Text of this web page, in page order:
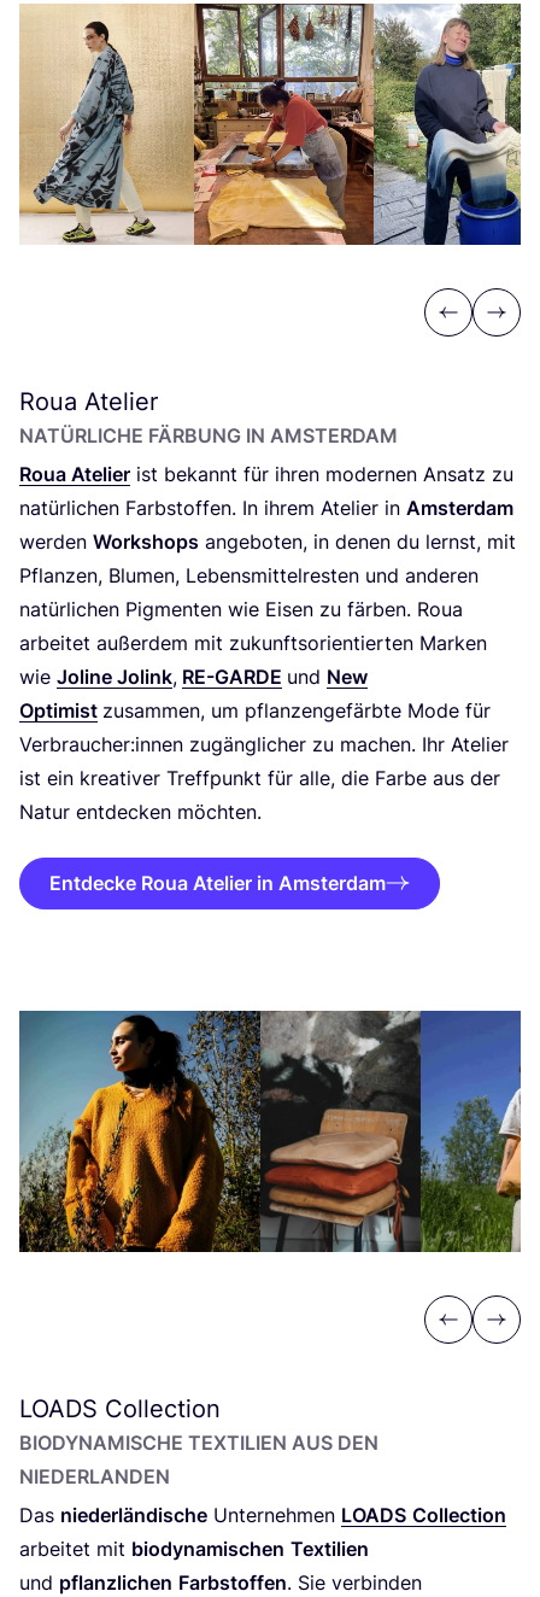
Previous
Next
Roua Atelier
NATÜR­LI­CHE FÄR­BUNG IN AMSTERDAM
Roua Ate­lier ist bekannt für ihren moder­nen Ansatz zu
natür­li­chen Farb­stof­fen. In ihrem Ate­lier in Ams­ter­dam
wer­den Work­shops ange­bo­ten, in denen du lernst, mit
Pflan­zen, Blu­men, Lebens­mit­tel­res­ten und ande­ren
natür­li­chen Pig­men­ten wie Eisen zu fär­ben. Roua
arbei­tet außer­dem mit zukunfts­ori­en­tier­ten Mar­ken
wie Joli­ne Jolink, RE-GAR­DE und New
Opti­mist zusam­men, um pflan­zen­ge­färb­te Mode für
Verbraucher:innen zugäng­li­cher zu machen. Ihr Ate­lier
ist ein krea­ti­ver Treff­punkt für alle, die Far­be aus der
Natur ent­de­cken möchten.
Entdecke Roua Atelier in Amsterdam
Previous
Next
LOADS Collection
BIO­DY­NA­MI­SCHE TEX­TI­LI­EN AUS DEN
NIEDERLANDEN
Das nie­der­län­di­sche Unter­neh­men LOADS Coll­ec­tion
arbei­tet mit bio­dy­na­mi­schen Tex­ti­li­en
und pflanz­li­chen Farb­stof­fen. Sie ver­bin­den